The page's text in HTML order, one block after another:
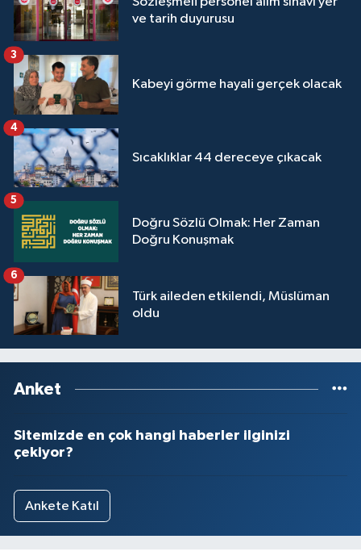
ve tarih duyurusu
Kabeyi görme hayali gerçek olacak
3
Sıcaklıklar 44 dereceye çıkacak
4
Doğru Sözlü Olmak: Her Zaman
Doğru Konuşmak
5
Türk aileden etkilendi, Müslüman
oldu
6
Anket
Sitemizde en çok hangi haberler ilginizi
çekiyor?
Ankete Katıl